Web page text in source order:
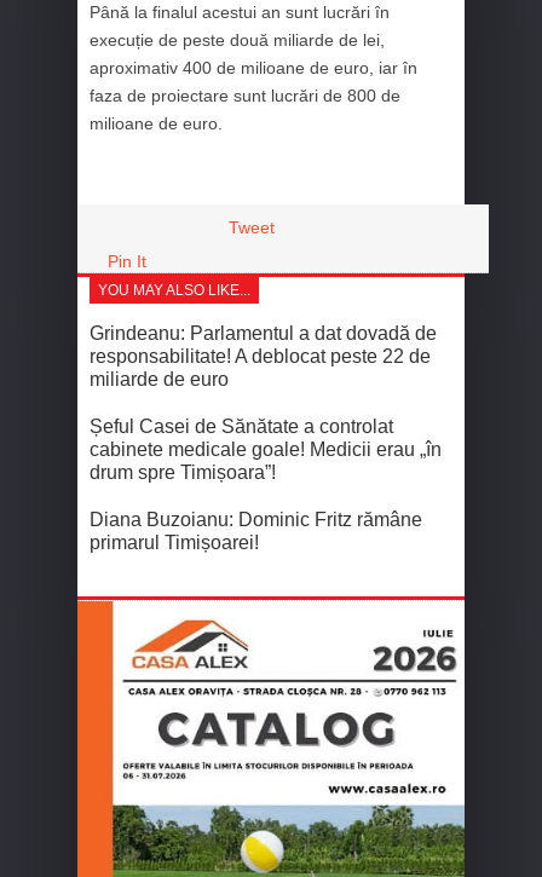
Până la finalul acestui an sunt lucrări în
execuție de peste două miliarde de lei,
aproximativ 400 de milioane de euro, iar în
faza de proiectare sunt lucrări de 800 de
milioane de euro.
Tweet
Pin It
YOU MAY ALSO LIKE...
Grindeanu: Parlamentul a dat dovadă de
responsabilitate! A deblocat peste 22 de
miliarde de euro
Șeful Casei de Sănătate a controlat
cabinete medicale goale! Medicii erau „în
drum spre Timișoara”!
Diana Buzoianu: Dominic Fritz rămâne
primarul Timișoarei!